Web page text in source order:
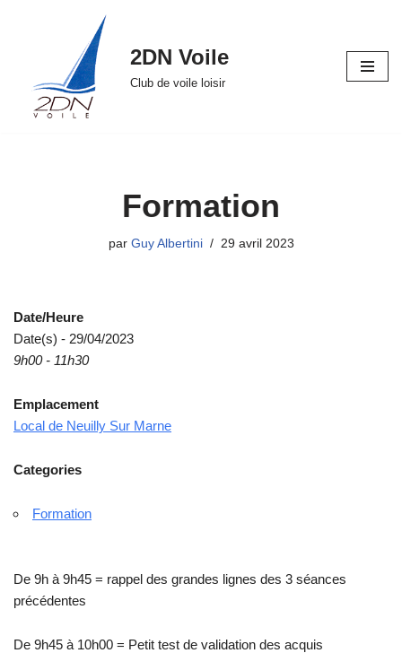
contenu
2DN Voile
Club de voile loisir
Formation
par Guy Albertini 29 avril 2023
Date/Heure
Date(s) - 29/04/2023
9h00 - 11h30
Emplacement
Local de Neuilly Sur Marne
Categories
Formation
De 9h à 9h45 = rappel des grandes lignes des 3 séances
précédentes
De 9h45 à 10h00 = Petit test de validation des acquis